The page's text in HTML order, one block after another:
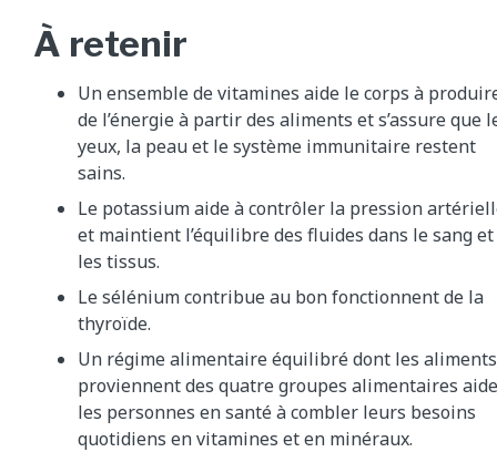
À retenir
Un ensemble de vitamines aide le corps à
de l’énergie à partir des aliments et s’assure que
yeux, la peau et le système immunitaire restent
sains.
Le potassium aide à contrôler la pression
et maintient l’équilibre des fluides dans le sang et
les tissus.
Le sélénium contribue au bon fonctionnent de la
thyroïde.
Un régime alimentaire équilibré dont les aliments
proviennent des quatre groupes alimentaires
les personnes en santé à combler leurs besoins
quotidiens en vitamines et en minéraux.